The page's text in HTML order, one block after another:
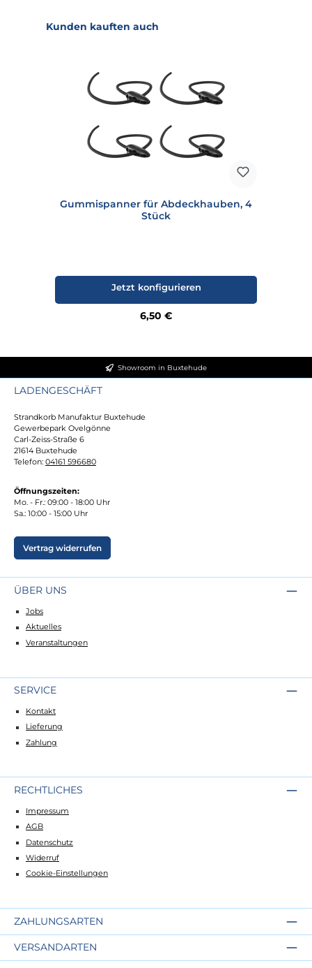
Produktgalerie überspringen
Kunden kauften auch
Gummispanner für Abdeckhauben, 4
Stück
Regulärer Preis:
6,50 €
Jetzt konfigurieren
Showroom in Buxtehude
LADENGESCHÄFT
Strandkorb Manufaktur Buxtehude
Gewerbepark Ovelgönne
Carl-Zeiss-Straße 6
21614 Buxtehude
Telefon: 04161 596680
Öffnungszeiten:
Mo. - Fr.: 09:00 - 18:00 Uhr
Sa.: 10:00 - 15:00 Uhr
Vertrag widerrufen
ÜBER UNS
Jobs
Aktuelles
Veranstaltungen
SERVICE
Kontakt
Lieferung
Zahlung
RECHTLICHES
Impressum
AGB
Datenschutz
Widerruf
Cookie-Einstellungen
ZAHLUNGSARTEN
VERSANDARTEN